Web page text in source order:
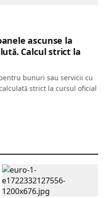
ascunse la
Calcul strict la
bunuri sau servicii cu
strict la cursul oficial